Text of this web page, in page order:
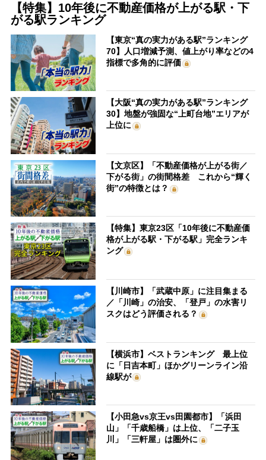
【特集】10年後に不動産価格が上がる駅・下
がる駅ランキング
【東京“真の実力がある駅”ランキング
70】人口増減予測、値上がり率などの4
指標で多角的に評価
【大阪“真の実力がある駅”ランキング
30】地盤が強固な“上町台地”エリアが
上位に
【文京区】「不動産価格が上がる街／
下がる街」の街間格差 これから“輝く
街”の特徴とは？
【特集】東京23区「10年後に不動産価
格が上がる駅・下がる駅」完全ランキ
ング
【川崎市】「武蔵中原」に注目集まる
／「川崎」の治安、「登戸」の水害リ
スクはどう評価される？
【横浜市】ベストランキング 最上位
に「日吉本町」ほかグリーンライン沿
線駅が
【小田急vs京王vs田園都市】「浜田
山」「千歳船橋」は上位、「二子玉
川」「三軒屋」は圏外に